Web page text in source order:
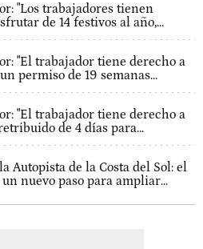
"Los trabajadores tienen
de 14 festivos al año,...
"El trabajador tiene derecho a
permiso de 19 semanas...
"El trabajador tiene derecho a
de 4 días para...
Autopista de la Costa del Sol: el
nuevo paso para ampliar...